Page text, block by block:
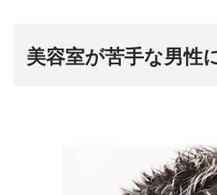
美容室が苦手な男性